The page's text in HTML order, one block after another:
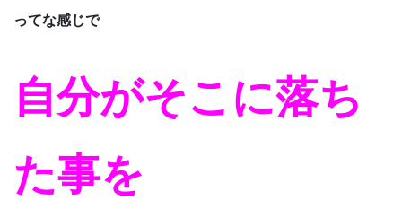
ってな感じで
自分がそこに落ち
た事を